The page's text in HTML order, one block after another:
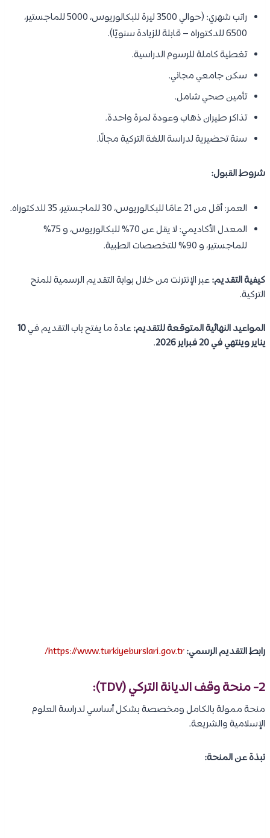
راتب شهري: (حوالي 3500 ليرة للبكالوريوس، 5000 للماجستير،
6500 للدكتوراه – قابلة للزيادة سنويًا).
تغطية كاملة للرسوم الدراسية.
سكن جامعي مجاني.
تأمين صحي شامل.
تذاكر طيران ذهاب وعودة لمرة واحدة.
سنة تحضيرية لدراسة اللغة التركية مجانًا.
شروط القبول:
العمر: أقل من 21 عامًا للبكالوريوس، 30 للماجستير، 35 للدكتوراه.
المعدل الأكاديمي: لا يقل عن 70% للبكالوريوس، و 75%
للماجستير، و 90% للتخصصات الطبية.
كيفية التقديم:عبر الإنترنت من خلال بوابة التقديم الرسمية للمنح
التركية.
المواعيد النهائية المتوقعة للتقديم:عادة ما يفتح باب التقديم في10
يناير وينتهي في 20 فبراير 2026
.
رابط التقديم الرسمي:https://www.turkiyeburslari.gov.tr/
2- منحة وقف الديانة التركي (TDV) :
منحة ممولة بالكامل ومخصصة بشكل أساسي لدراسة العلوم
الإسلامية والشريعة.
نبذة عن المنحة: